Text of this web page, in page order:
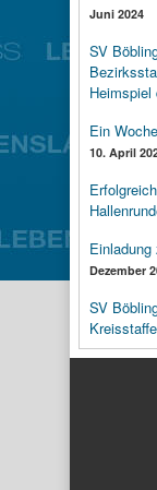
Juni 2024
SV
Heimspiel
Ein
10. April
Dezember
SV